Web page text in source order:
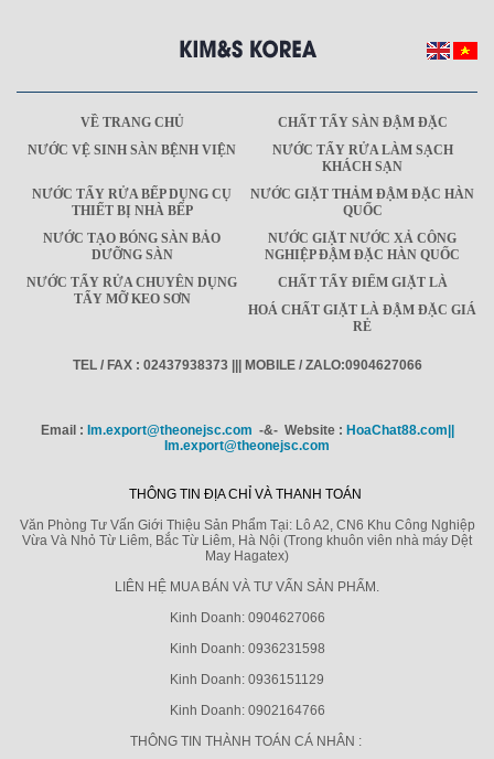
VỀ TRANG CHỦ
CHẤT TẨY SÀN ĐẬM ĐẶC
NƯỚC VỆ SINH SÀN BỆNH VIỆN
NƯỚC TẨY RỬA LÀM SẠCH
KHÁCH SẠN
NƯỚC TẨY RỬA BẾP DỤNG CỤ
THIẾT BỊ NHÀ BẾP
NƯỚC GIẶT THẢM ĐẬM ĐẶC HÀN
QUỐC
NƯỚC TẠO BÓNG SÀN BẢO
DƯỠNG SÀN
NƯỚC GIẶT NƯỚC XẢ CÔNG
NGHIỆP ĐẬM ĐẶC HÀN QUỐC
NƯỚC TẨY RỬA CHUYÊN DỤNG
TẨY MỠ KEO SƠN
CHẤT TẨY ĐIỂM GIẶT LÀ
HOÁ CHẤT GIẶT LÀ ĐẬM ĐẶC GIÁ
RẺ
TEL / FAX : 02437938373 ||| MOBILE / ZALO:0904627066
Email : Im.export@theonejsc.com -&- Website : HoaChat88.com||
Im.export@theonejsc.com
THÔNG TIN ĐỊA CHỈ VÀ THANH TOÁN
Văn Phòng Tư Vấn Giới Thiệu Sản Phẩm Tại: Lô A2, CN6 Khu Công Nghiệp
Vừa Và Nhỏ Từ Liêm, Bắc Từ Liêm, Hà Nội (Trong khuôn viên nhà máy Dệt
May Hagatex)
LIÊN HỆ MUA BÁN VÀ TƯ VẤN SẢN PHẨM.
Kinh Doanh: 0904627066
Kinh Doanh: 0936231598
Kinh Doanh: 0936151129
Kinh Doanh: 0902164766
THÔNG TIN THÀNH TOÁN CÁ NHÂN :